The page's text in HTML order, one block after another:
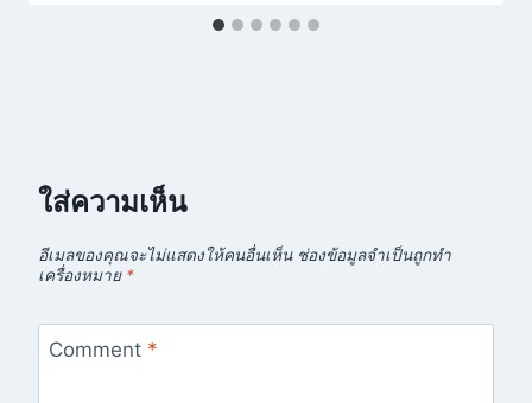
ใส่ความเห็น
อีเมลของคุณจะไม่แสดงให้คนอื่นเห็น ช่องข้อมูลจำเป็นถูกทำ
เครื่องหมาย *
Comment *